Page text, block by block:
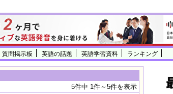
質問掲示板 英語の話題 英語学習資料 ランキング
5件中 1件～5件を表示